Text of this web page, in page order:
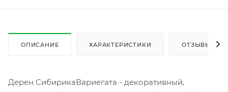
ОПИСАНИЕ ХАРАКТЕРИСТИКИ ОТЗЫВЫ
Дерен СибирикаВариегата - декоративный,